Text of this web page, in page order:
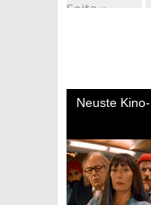
Seite »